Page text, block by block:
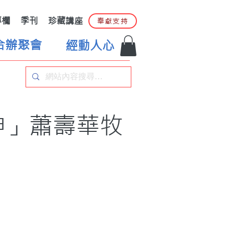
季刊 珍藏講座 奉獻支持
辦聚會 經動人心
蕭壽華牧